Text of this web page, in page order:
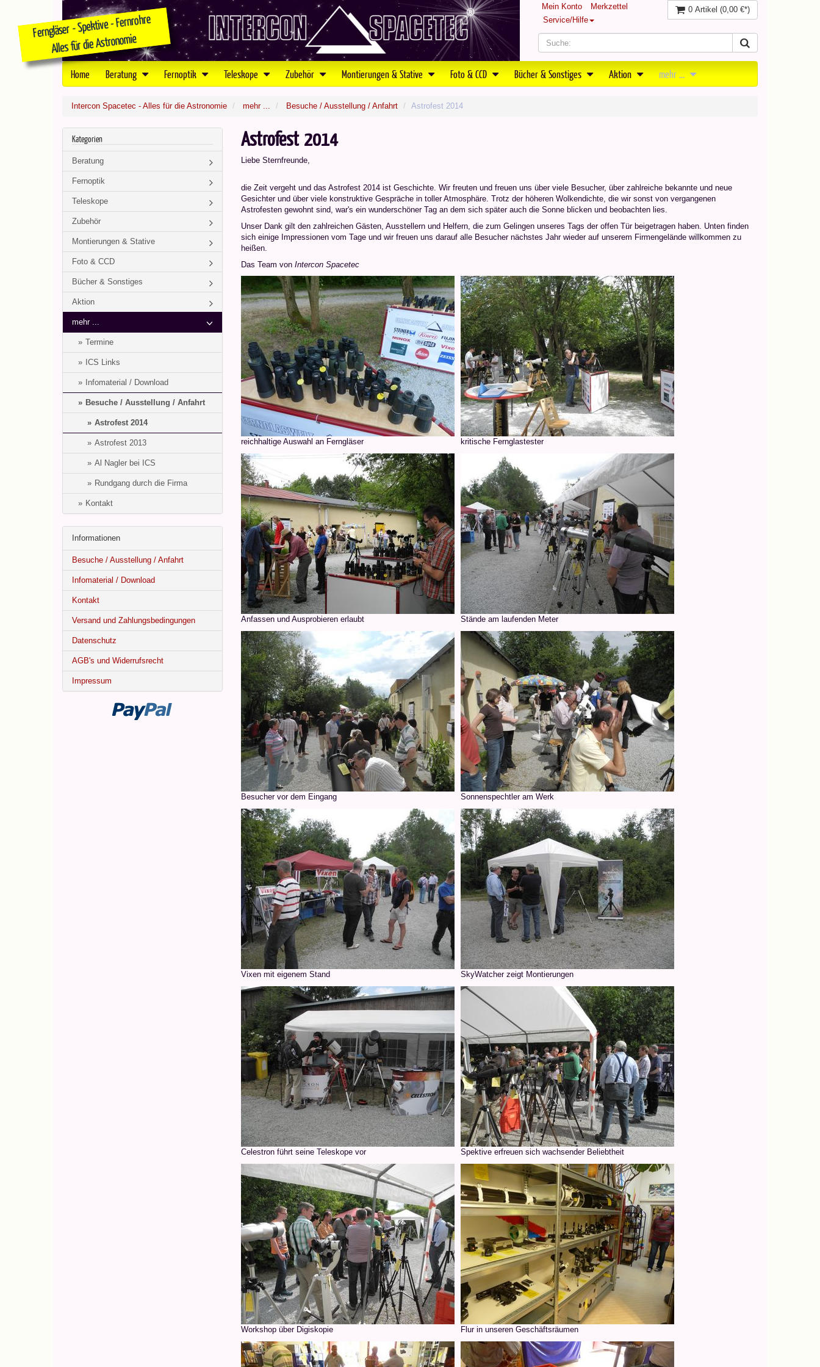
Mein Konto
Merkzettel
Service/Hilfe
0 Artikel (0,00 €*)
Home Beratung Fernoptik Teleskope Zubehör Montierungen & Stative Foto & CCD Bücher & Sonstiges Aktion mehr ...
Intercon Spacetec - Alles für die Astronomie mehr ... Besuche / Ausstellung / Anfahrt Astrofest 2014
Kategorien
Beratung
Fernoptik
Teleskope
Zubehör
Montierungen & Stative
Foto & CCD
Bücher & Sonstiges
Aktion
mehr ...
Termine
ICS Links
Infomaterial / Download
Besuche / Ausstellung / Anfahrt
Astrofest 2014
Astrofest 2013
Al Nagler bei ICS
Rundgang durch die Firma
Kontakt
Informationen
Besuche / Ausstellung / Anfahrt
Infomaterial / Download
Kontakt
Versand und Zahlungsbedingungen
Datenschutz
AGB's und Widerrufsrecht
Impressum
Astrofest 2014
Liebe Sternfreunde,
die Zeit vergeht und das Astrofest 2014 ist Geschichte. Wir freuten und freuen uns über viele Besucher, über zahlreiche bekannte und neue
Gesichter und über viele konstruktive Gespräche in toller Atmosphäre. Trotz der höheren Wolkendichte, die wir sonst von vergangenen
Astrofesten gewohnt sind, war's ein wunderschöner Tag an dem sich später auch die Sonne blicken und beobachten lies.
Unser Dank gilt den zahlreichen Gästen, Ausstellern und Helfern, die zum Gelingen unseres Tags der offen Tür beigetragen haben. Unten finden
sich einige Impressionen vom Tage und wir freuen uns darauf alle Besucher nächstes Jahr wieder auf unserem Firmengelände willkommen zu
heißen.
Das Team von Intercon Spacetec
reichhaltige Auswahl an Ferngläser kritische Fernglastester
Anfassen und Ausprobieren erlaubt Stände am laufenden Meter
Besucher vor dem Eingang Sonnenspechtler am Werk
Vixen mit eigenem Stand SkyWatcher zeigt Montierungen
Celestron führt seine Teleskope vor Spektive erfreuen sich wachsender Beliebtheit
Workshop über Digiskopie Flur in unseren Geschäftsräumen